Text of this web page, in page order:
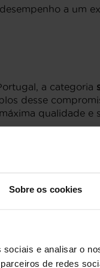
Sobre os cookies
sociais e analisar o
de redes
a um
a categoria
desse
qualidade e
interior nos
avançados